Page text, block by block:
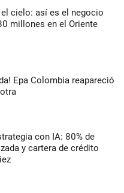
cielo: así es el negocio
millones en el Oriente
Epa Colombia reapareció
con IA: 80% de
y cartera de crédito